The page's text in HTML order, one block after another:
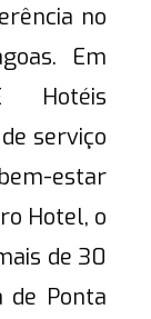
no
Em
Hotéis
serviço
estar
Hotel, o
de 30
de Ponta